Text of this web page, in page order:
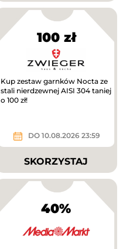
100 zł
Kup zestaw garnków Nocta ze
stali nierdzewnej AISI 304 taniej
o 100 zł!
DO 10.08.2026 23:59
SKORZYSTAJ
40%